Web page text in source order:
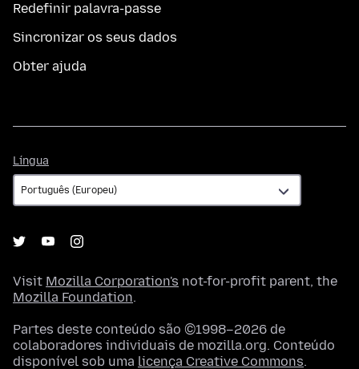
Redefinir palavra-passe
Sincronizar os seus dados
Obter ajuda
Língua
Visit Mozilla Corporation's not-for-profit parent, the
Mozilla Foundation.
Partes deste conteúdo são ©1998–2026 de
colaboradores individuais de mozilla.org. Conteúdo
disponível sob uma licença Creative Commons.